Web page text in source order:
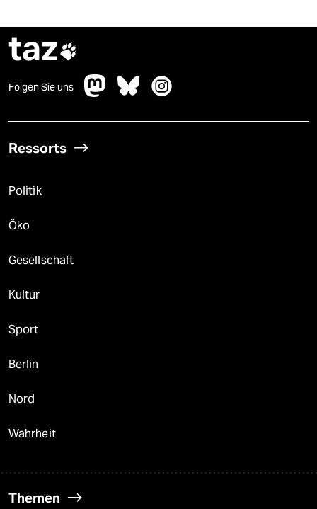
taz
Folgen Sie uns
Ressorts
Politik
Öko
Gesellschaft
Kultur
Sport
Berlin
Nord
Wahrheit
Themen